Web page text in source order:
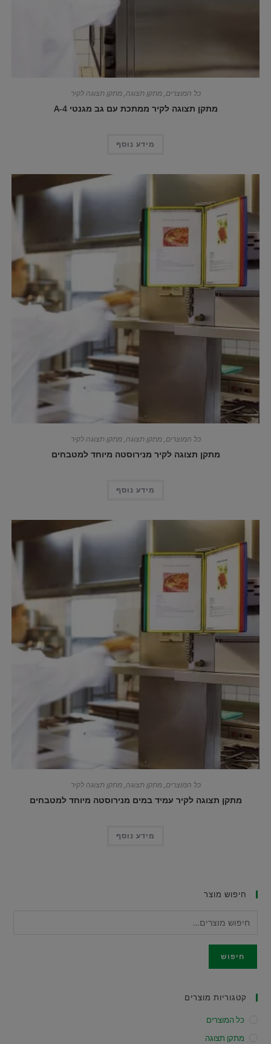
כל המוצרים,מתקן תצוגה,מתקן תצוגה לקיר
מתקן תצוגה לקיר ממתכת עם גב מגנטי A-4
מידע נוסף
כל המוצרים,מתקן תצוגה,מתקן תצוגה לקיר
מתקן תצוגה לקיר מנירוסטה מיוחד למטבחים
מידע נוסף
כל המוצרים,מתקן תצוגה,מתקן תצוגה לקיר
מתקן תצוגה לקיר עמיד במים מנירוסטה מיוחד למטבחים
מידע נוסף
חיפוש מוצר
חיפוש
קטגוריות מוצרים
כל המוצרים
מתקן תצוגה